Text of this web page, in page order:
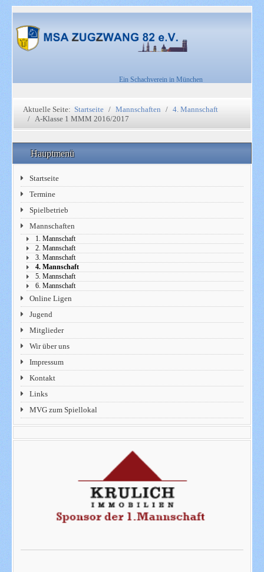
Ein Schachverein in München
Aktuelle Seite: Startseite Mannschaften
4. Mannschaft
A-Klasse 1 MMM 2016/2017
Hauptmenü
Startseite
Termine
Spielbetrieb
Mannschaften
1. Mannschaft
2. Mannschaft
3. Mannschaft
4. Mannschaft
5. Mannschaft
6. Mannschaft
Online Ligen
Jugend
Mitglieder
Wir über uns
Impressum
Kontakt
Links
MVG zum Spiellokal